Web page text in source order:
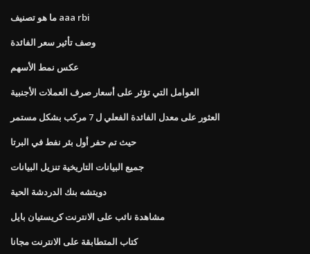
ما هو تصنيف aaa rbi
وصف تأثير سعر الفائدة
عكس نمط الأسهم
العوامل التي تؤثر على أسعار صرف العملات الأجنبية
العثور على معدل الفائدة الفعلي ل 7 مركب بشكل مستمر
حيث تم حفر أول بئر نفط في البرتا
جميع البيانات التاريخية تنزيل البيانات
دويتشه بنك الدردشة الحية
مشاهدة نائب على الانترنت كريستيان بايل
كتاب المتطابقة على الانترنت مجانا